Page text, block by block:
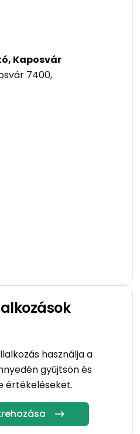
Kaposvár
7400,
használja a
gyűjtsön és
értékeléseket.